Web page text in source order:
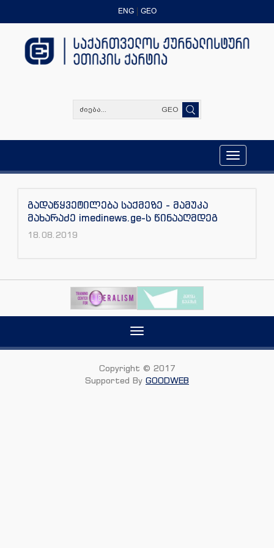
ENG GEO
GEO
Toggle
navigation
გადაწყვეტილება საქმეზე - მამუკა
მახარაძე imedinews.ge-ს წინააღმდეგ
18.08.2019
Toggle
Copyright © 2017
Supported By GOODWEB